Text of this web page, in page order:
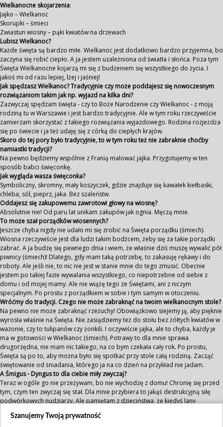
Wielkanocne skojarzenia:
Jajko – Wielkanoc
Skorupki – śmieci
Zwiastun wiosny – pąki kwiatów na drzewach
Lubisz Wielkanoc?
Każde święta są bardzo miłe. Wielkanoc jest dodatkowo bardzo przyjemna, bo
zaczyna się robić ciepło. A ja jestem uzależniona od światła i słońca. Poza tym
Święta Wielkanocne kojarzą mi się z budzeniem się wszystkiego do życia. I
jakoś mi od razu lepiej, lżej i jaśniej!
Jak spędzasz Wielkanoc? Tradycyjnie czy może poddajesz się nowoczesnym
rozwiązaniom takim jak np. wyjazd na kilka dni?
Zazwyczaj spędzam święta - czy to Boże Narodzenie czy Wielkanoc - z moją
rodziną tu w Warszawie i jest bardzo tradycyjnie. Ale w tym roku rzeczywiście
zamierzam skorzystać z takiego rozwiązania wyjazdowego. Rodzina rozjeżdża
się po świecie i ja też udaję się z córką do ciepłych krajów.
Skoro do tej pory było tradycyjnie, to w tym roku też nie zabraknie choćby
namiastki tradycji?
Na pewno będziemy wspólnie z Franią malować jajka. Przygotujemy w ten
sposób babci święconkę.
Jak wygląda wasza święconka?
Symboliczny, skromny, mały koszyczek, gdzie znajduje się kawałek kiełbaski,
chleba, sól, pieprz, jaka. Bez szaleństw.
Oddajesz się zakupowemu zawrotowi głowy na wiosnę?
Absolutnie nie! Od paru lat unikam zakupów jak ognia. Męczą mnie.
To może szał porządków wiosennych?
Jeszcze chyba nigdy nie udało mi się zrobić na Święta porządku (śmiech).
Wiosna rzeczywiście jest dla ludzi takim bodźcem, żeby się za takie porządki
zabrać. A ja budzę się pewnego dnia i wiem, że właśnie dziś muszę wywalić pół
piwnicy (śmiech)! Dlatego, gdy mam taką potrzebę, to zakasuję rękawy i do
roboty. Ale jeśli nie, to nic nie jest w stanie mnie do tego zmusić. Obecnie
jestem po takiej fazie wywalania wszystkiego, co niepotrzebne od siebie z
domu i od mojej mamy. Ale nie wiążę tego ze Świętami, ani z niczym
specjalnym. Po prostu z porządkiem w sobie i tym samym w otoczeniu.
Wróćmy do tradycji. Czego nie może zabraknąć na twoim wielkanocnym stole?
Na pewno nie może zabraknąć rzeżuchy! Obowiązkowo siejemy ją, aby pięknie
wyrosła właśnie na Święta. Nie zasiądziemy też do stołu bez żółtych kwiatów w
wazonie, czy to tulipanów czy żonkili. I oczywiście jajka, ale to chyba, każdy je
ma w gotowości w Wielkanoc (śmiech). Potrawy to dla mnie sprawa
drugorzędna, nie mam nic takiego, na co bym czekała cały rok. Po prostu,
Święta są po to, aby można było się spotkać przy stole całą rodziną. Zacząć
świętowanie od śniadania, którego ja na co dzień na przykład nie jadam.
A Śmigus - Dyngus to dla ciebie miły zwyczaj?
Teraz w ogóle go nie przeżywam, bo nie wychodzę z domu! Chronię się przed
tym, czym ten zwyczaj się stał. Dla mnie przybiera to jakąś destrukcyjną siłę
podwórkowych nudziarzy. Ale pamiętam z dzieciństwa, że kiedyś lany
były wtedy ciepłe Święta. Bez konsekwencji można było się w tej wodzie
Szanujemy Twoją prywatność